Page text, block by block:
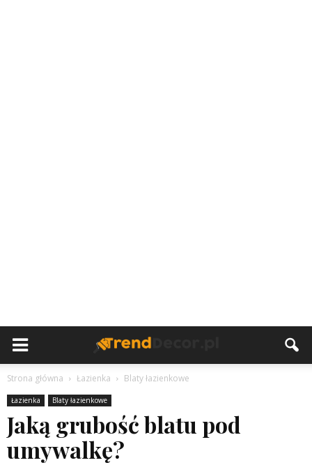
Strona główna Łazienka Blaty łazienkowe
Łazienka Blaty łazienkowe
Jaką grubość blatu pod
umywalkę?